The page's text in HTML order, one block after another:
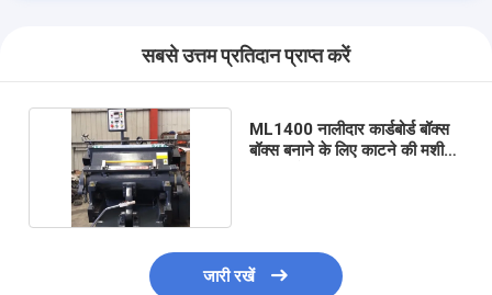
सबसे उत्तम प्रतिदान प्राप्त करें
ML1400 नालीदार कार्डबोर्ड बॉक्स
बॉक्स बनाने के लिए काटने की मशीन
जारी रखें